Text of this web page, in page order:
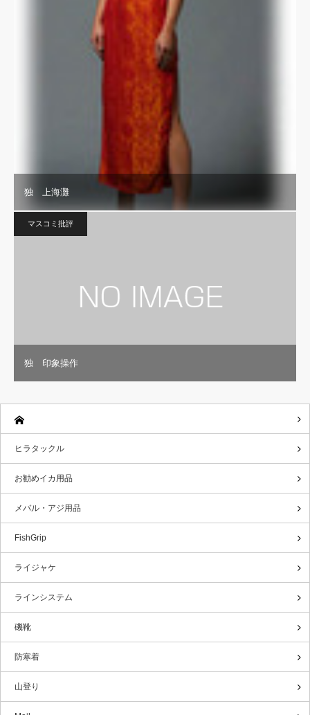
独 上海灘
マスコミ批評
独 印象操作
ヒラタックル
お勧めイカ用品
メバル・アジ用品
FishGrip
ライジャケ
ラインシステム
磯靴
防寒着
山登り